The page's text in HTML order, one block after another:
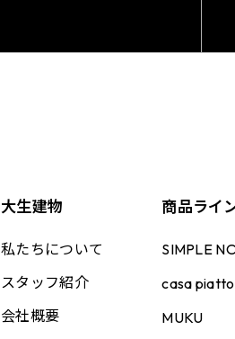
大生建物
私たちについて
スタッフ紹介
会社概要
商品ライ
SIMPLE
casa piatto
MUKU